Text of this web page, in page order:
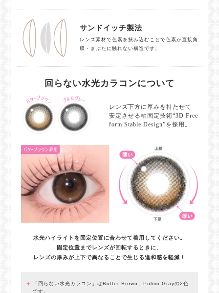
サンドイッチ製法
レンズ素材で色素を挟み込むことで色素が直接角
膜・まぶたに触れない構造です。
回らない水光カラコンについて
レンズ下方に厚みを持たせて
安定させる軸固定技術“3D Free
form Stable Design”を採用。
水光ハイライトを固定位置に合わせて着用してください。
固定位置までレンズが回転するときに、
レンズの厚みが上下で異なることで生じる違和感を軽減！
「回らない水光カラコン」はButter Brown、Pulmo Grayの2色
です。